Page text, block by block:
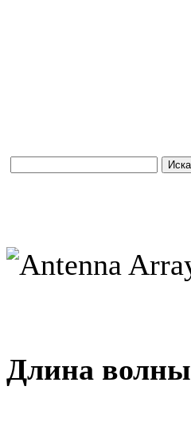
Длина волны